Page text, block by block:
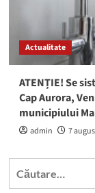
Actualitate
ATENȚIE! Se
Cap Aurora,
municipiului
admin 7
Caută